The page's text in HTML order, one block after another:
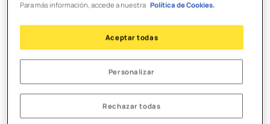
cambiar esta cuota si lo necesitas,siempre dentro de
unos mínimos que pone el banco emisor.
Cómo funcionan las
tarjetasrevolving
Entender cómo funciona una tarjetarevolvinges simple:
Para más información, accede a nuestra Política de Cookies.
Rechazar todas
Personalizar
Aceptar todas